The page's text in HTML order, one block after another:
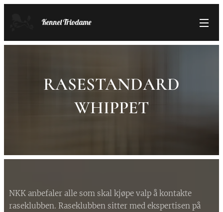
Kennel Triodame
RASESTANDARD
WHIPPET
NKK anbefaler alle som skal kjøpe valp å kontakte
raseklubben. Raseklubben sitter med ekspertisen på